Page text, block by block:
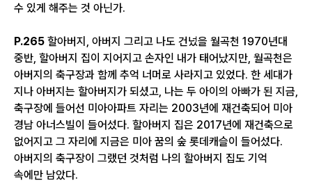
수 있게 해주는 것 아닌가.
P.265 할아버지, 아버지 그리고 나도 건넜을 월곡천 1970년대
중반, 할아버지 집이 지어지고 손자인 내가 태어났지만, 월곡천은
아버지의 축구장과 함께 추억 너머로 사라지고 있었다. 한 세대가
지나 아버지는 할아버지가 되셨고, 나는 두 아이의 아빠가 된 지금,
축구장에 들어선 미아아파트 자리는 2003년에 재건축되어 미아
경남 아너스빌이 들어섰다. 할아버지 집은 2017년에 재건축으로
없어지고 그 자리에 지금은 미아 꿈의 숲 롯데캐슬이 들어섰다.
아버지의 축구장이 그랬던 것처럼 나의 할아버지 집도 기억
속에만 남았다.